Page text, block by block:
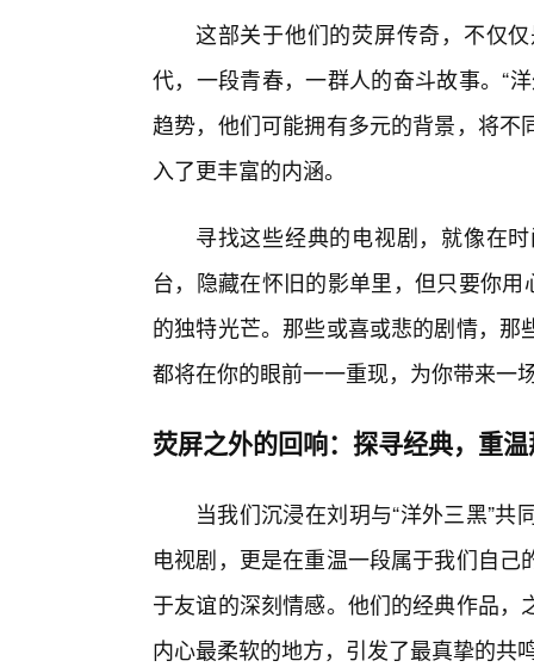
这部关于他们的荧屏传奇，不仅
代，一段青春，一群人的奋斗故事。“
趋势，他们可能拥有多元的背景，将
入了更丰富的内涵。
寻找这些经典的电视剧，就像在
台，隐藏在怀旧的影单里，但只要你
的独特光芒。那些或喜或悲的剧情，
都将在你的眼前一一重现，为你带来一
荧屏之外的回响：探寻经典，重
当我们沉浸在刘玥与“洋外三黑”
电视剧，更是在重温一段属于我们自
于友谊的深刻情感。他们的经典作品
内心最柔软的地方，引发了最真挚的共